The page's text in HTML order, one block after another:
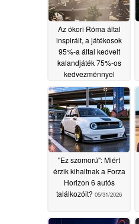
Az ókori Róma által
inspirált, a játékosok
95%-a által kedvelt
kalandjáték 75%-os
kedvezménnyel
kapható a Steamen
06/02/2026
"Ez szomorú": Miért
érzik kihaltnak a Forza
Horizon 6 autós
találkozóit? 05/31/2026